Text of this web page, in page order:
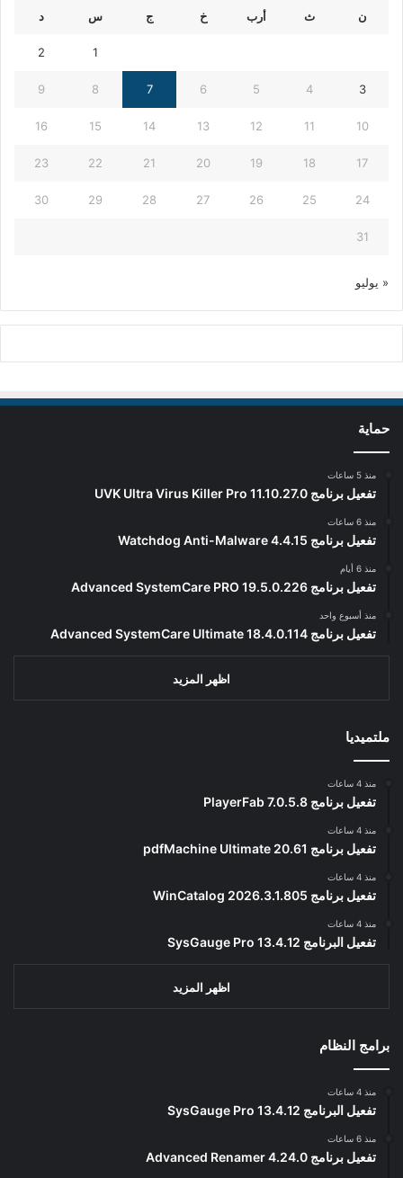
ن ث أرب خ ج س د
1
2
3
4
5
6
7
8
9
10
11
12
13
14
15
16
17
18
19
20
21
22
23
24
25
26
27
28
29
30
31
« يوليو
حماية
منذ 5 ساعات
تفعيل برنامج UVK Ultra Virus Killer Pro 11.10.27.0
منذ 6 ساعات
تفعيل برنامج Watchdog Anti-Malware 4.4.15
منذ 6 أيام
تفعيل برنامج Advanced SystemCare PRO 19.5.0.226
منذ أسبوع واحد
تفعيل برنامج Advanced SystemCare Ultimate 18.4.0.114
اظهر المزيد
ملتميديا
منذ 4 ساعات
تفعيل برنامج PlayerFab 7.0.5.8
منذ 4 ساعات
تفعيل برنامج pdfMachine Ultimate 20.61
منذ 4 ساعات
تفعيل برنامج WinCatalog 2026.3.1.805
منذ 4 ساعات
تفعيل البرنامج 13.4.12 SysGauge Pro
اظهر المزيد
برامج النظام
منذ 4 ساعات
تفعيل البرنامج 13.4.12 SysGauge Pro
منذ 6 ساعات
تفعيل برنامج Advanced Renamer 4.24.0